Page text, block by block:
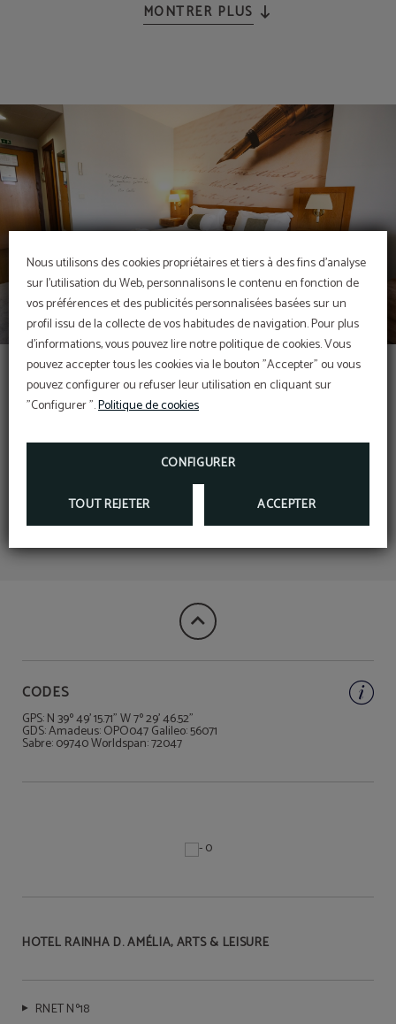
Nous utilisons des cookies propriétaires et tiers à des fins d'analyse
sur l'utilisation du Web, personnalisons le contenu en fonction de
vos préférences et des publicités personnalisées basées sur un
profil issu de la collecte de vos habitudes de navigation. Pour plus
d'informations, vous pouvez lire notre politique de cookies. Vous
pouvez accepter tous les cookies via le bouton "Accepter" ou vous
pouvez configurer ou refuser leur utilisation en cliquant sur
"Configurer ".Politique de cookies
CONFIGURER
TOUT REJETER ACCEPTER
Bouilloire et cafetière de
courtoisie Pantoufles
Salon
MONTRER PLUS
Suite Poète
CODES
GPS: N 39º 49' 15.71" W 7º 29' 46.52"
GDS: Amadeus: OPO047 Galileo: 56071
Sabre: 09740 Worldspan: 72047
HOTEL RAINHA D. AMÉLIA, ARTS & LEISURE
RNET Nº18